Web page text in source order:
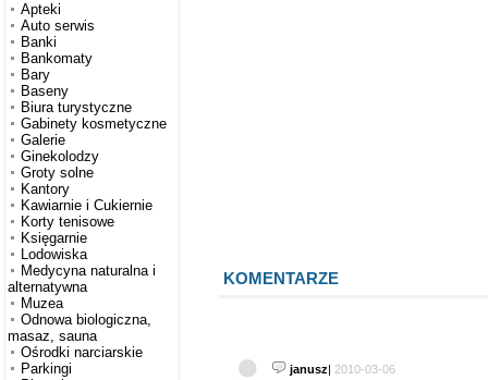
Apteki
Auto serwis
Banki
Bankomaty
Bary
Baseny
Biura turystyczne
Gabinety kosmetyczne
Galerie
Ginekolodzy
Groty solne
Kantory
Kawiarnie i Cukiernie
Korty tenisowe
Księgarnie
Lodowiska
Medycyna naturalna i
alternatywna
Muzea
Odnowa biologiczna,
masaz, sauna
Ośrodki narciarskie
Parkingi
KOMENTARZE
janusz| 2010-03-06